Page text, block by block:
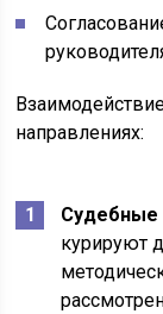
направлениях:
Судебные
курируют